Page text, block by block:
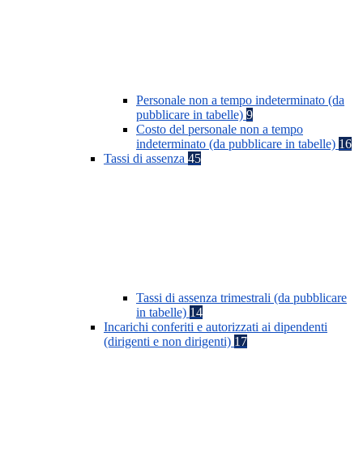
Personale non a tempo indeterminato (da
pubblicare in tabelle) 9
Costo del personale non a tempo
indeterminato (da pubblicare in tabelle) 16
Tassi di assenza 45
Tassi di assenza trimestrali (da pubblicare
in tabelle) 14
Incarichi conferiti e autorizzati ai dipendenti
(dirigenti e non dirigenti) 17